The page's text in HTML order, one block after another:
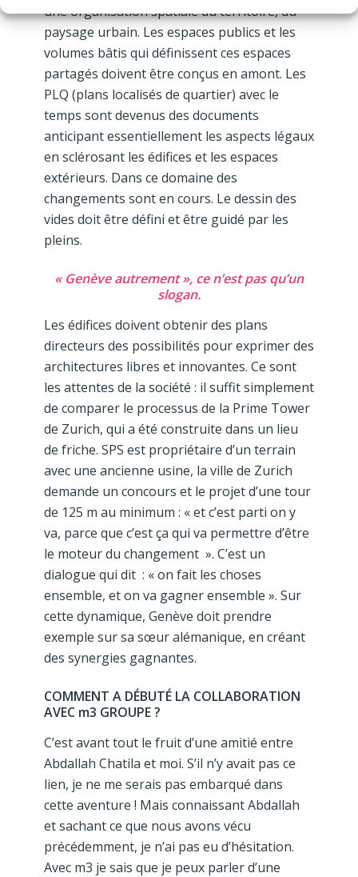
une organisation spatiale du territoire, du
paysage urbain. Les espaces publics et les
volumes bâtis qui définissent ces espaces
partagés doivent être conçus en amont. Les
PLQ (plans localisés de quartier) avec le
temps sont devenus des documents
anticipant essentiellement les aspects légaux
en sclérosant les édifices et les espaces
extérieurs. Dans ce domaine des
changements sont en cours. Le dessin des
vides doit être défini et être guidé par les
pleins.
« Genève autrement », ce n’est pas qu’un
slogan.
Les édifices doivent obtenir des plans
directeurs des possibilités pour exprimer des
architectures libres et innovantes. Ce sont
les attentes de la société : il suffit simplement
de comparer le processus de la Prime Tower
de Zurich, qui a été construite dans un lieu
de friche. SPS est propriétaire d’un terrain
avec une ancienne usine, la ville de Zurich
demande un concours et le projet d’une tour
de 125 m au minimum : « et c’est parti on y
va, parce que c’est ça qui va permettre d’être
le moteur du changement ». C’est un
dialogue qui dit : « on fait les choses
ensemble, et on va gagner ensemble ». Sur
cette dynamique, Genève doit prendre
exemple sur sa sœur alémanique, en créant
des synergies gagnantes.
COMMENT A DÉBUTÉ LA COLLABORATION
AVEC m3 GROUPE ?
C’est avant tout le fruit d’une amitié entre
Abdallah Chatila et moi. S’il n’y avait pas ce
lien, je ne me serais pas embarqué dans
cette aventure ! Mais connaissant Abdallah
et sachant ce que nous avons vécu
précédemment, je n’ai pas eu d’hésitation.
Avec m3 je sais que je peux parler d’une